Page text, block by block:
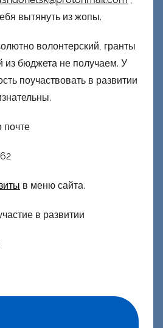
вытянуть из жопы.
волонтерский, гранты
из бюджета не получаем. У
поучаствовать в развитии
в меню сайта.
в развитии